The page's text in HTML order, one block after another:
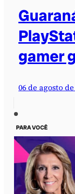
gamer
06 de agosto de
PARA VOCÊ